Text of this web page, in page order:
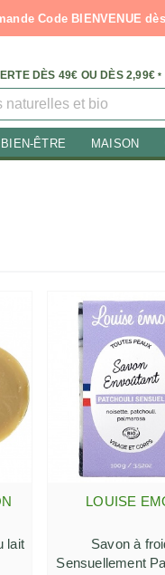
Code BIENVENUE
DÈS 49€ OU DÈS 2,99€ *
BIEN-ÊTRE MAISON
lait
AJOUTER AU
LOUISE
Savon à
Sensuellement